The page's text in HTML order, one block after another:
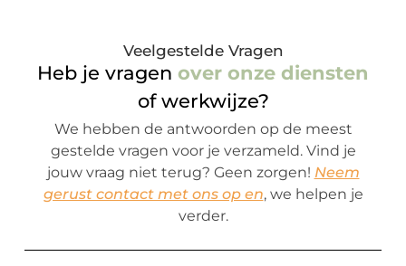
Veelgestelde Vragen
Heb je vragen over onze diensten
of werkwijze?
We hebben de antwoorden op de meest
gestelde vragen voor je verzameld. Vind je
jouw vraag niet terug? Geen zorgen! Neem
gerust contact met ons op en, we helpen je
verder.